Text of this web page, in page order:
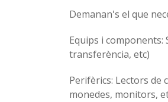
Demanan's el que
Equips i
transferència, etc)
Perifèrics: Lectors de
monedes, monitors,